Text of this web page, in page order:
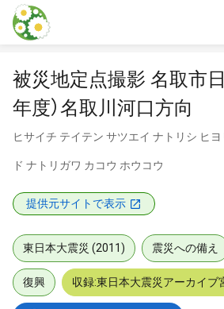
本文に飛ぶ
被災地定点撮影 名取市日
年度）名取川河口方向
ヒサイチ テイテン サツエイ ナトリシ ヒ
ド ナトリガワ カコウ ホウコウ
提供元サイトで表示
東日本大震災 (2011) 震災への備え
復興 収録:東日本大震災アーカイブ